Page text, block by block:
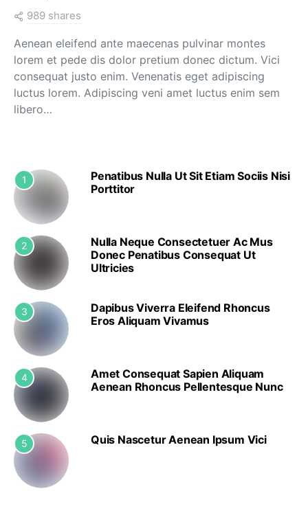
989 shares
Aenean eleifend ante maecenas pulvinar montes
lorem et pede dis dolor pretium donec dictum. Vici
consequat justo enim. Venenatis eget adipiscing
luctus lorem. Adipiscing veni amet luctus enim sem
libero…
1
Penatibus Nulla Ut Sit Etiam Sociis Nisi
Porttitor
2
Nulla Neque Consectetuer Ac Mus
Donec Penatibus Consequat Ut
Ultricies
3
Dapibus Viverra Eleifend Rhoncus
Eros Aliquam Vivamus
4
Amet Consequat Sapien Aliquam
Aenean Rhoncus Pellentesque Nunc
5 Quis Nascetur Aenean Ipsum Vici